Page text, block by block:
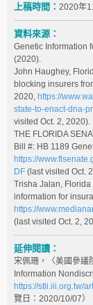
上稿時間： 2020年
資料來源：
Genetic Information
(2020).
John Haughey,
blocking insurers
2020, https://
state-to-enact-dna-
visited Oct. 2, 2020).
THE FLORIDA
Bill #: HB 1189
https://
DF (last visited Oct.
Trisha Jalan,
information for
https://
(last visited Oct. 2,
延伸閱讀：
宋佩珊，〈美國參議
Information
https://stli.iii.org.tw/
覽日：2020/10/07）